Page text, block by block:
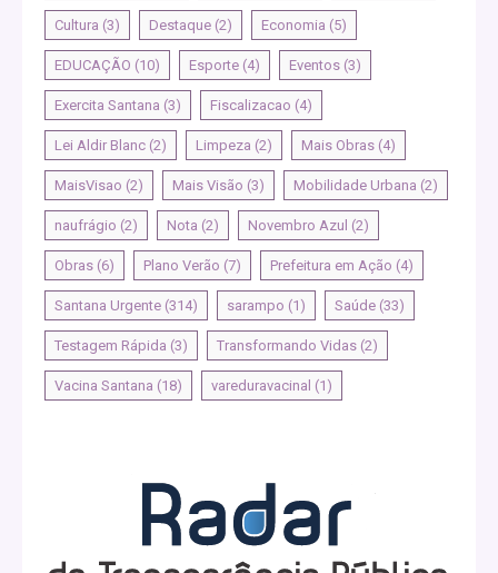
Cultura (3) Destaque (2) Economia (5)
EDUCAÇÃO (10) Esporte (4) Eventos (3)
Exercita Santana (3) Fiscalizacao (4)
Lei Aldir Blanc (2) Limpeza (2) Mais Obras (4)
MaisVisao (2) Mais Visão (3) Mobilidade Urbana (2)
naufrágio (2) Nota (2) Novembro Azul (2)
Obras (6) Plano Verão (7) Prefeitura em Ação (4)
Santana Urgente (314) sarampo (1) Saúde (33)
Testagem Rápida (3) Transformando Vidas (2)
Vacina Santana (18) vareduravacinal (1)